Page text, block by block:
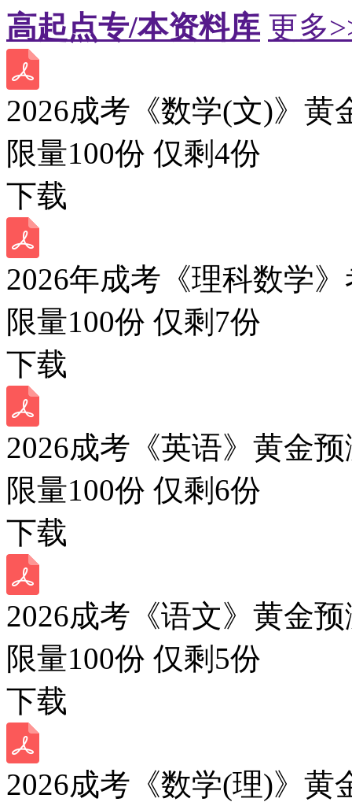
高起点专/本资料库 更多
2026成考《数学(文)》黄
限量100份 仅剩4份
下载
2026年成考《理科数学
限量100份 仅剩 7份
下载
2026成考《英语》黄金
限量100份 仅剩 6份
下载
2026成考《语文》黄金
限量100份 仅剩 5份
下载
2026成考《数学(理)》黄